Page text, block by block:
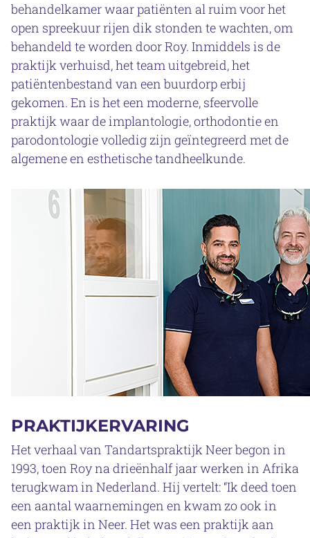
behandelkamer waar patiënten al ruim voor het
open spreekuur rijen dik stonden te wachten, om
behandeld te worden door Roy. Inmiddels is de
praktijk verhuisd, het team uitgebreid, het
patiëntenbestand van een buurdorp erbij
gekomen. En is het een moderne, sfeervolle
praktijk waar de implantologie, orthodontie en
parodontologie volledig zijn geïntegreerd met de
algemene en esthetische tandheelkunde.
PRAKTIJKERVARING
Het verhaal van Tandartspraktijk Neer begon in
1993, toen Roy na drieënhalf jaar werken in Afrika
terugkwam in Nederland. Hij vertelt: “Ik deed toen
een aantal waarnemingen en kwam zo ook in
een praktijk in Neer. Het was een praktijk aan